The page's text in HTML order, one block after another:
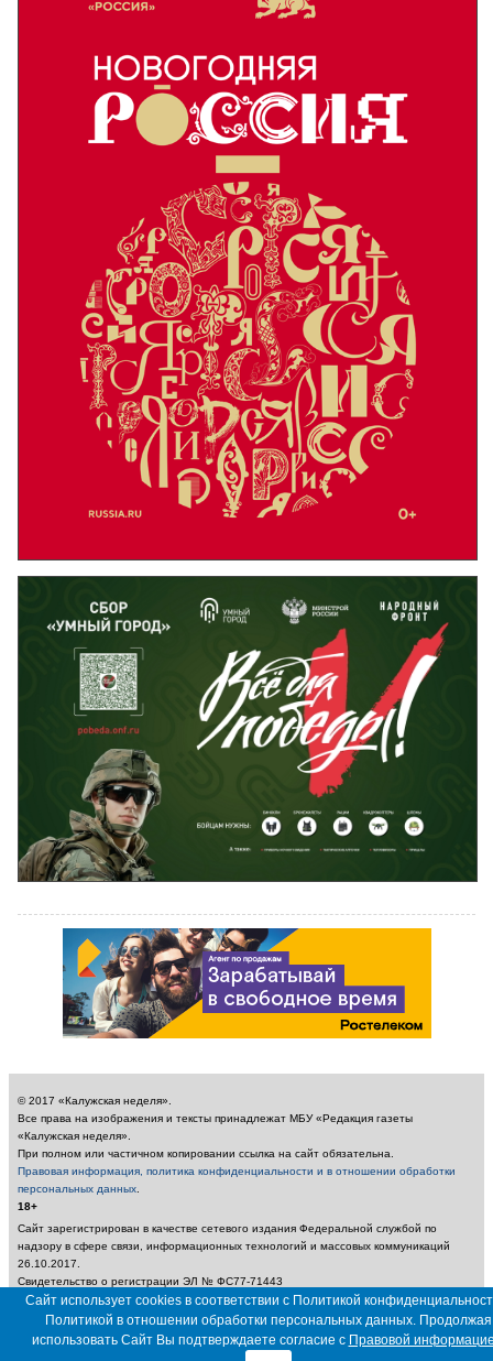
© 2017 «Калужская неделя».
Все права на изображения и тексты принадлежат МБУ «Редакция газеты
«Калужская неделя».
При полном или частичном копировании ссылка на сайт обязательна.
Правовая информация, политика конфиденциальности и в отношении обработки
персональных данных
18+
Сайт зарегистрирован в качестве сетевого издания Федеральной службой по
надзору в сфере связи, информационных технологий и массовых коммуникаций
26.10.2017.
Свидетельство о регистрации ЭЛ № ФС77-71443
Учредитель: Муниципальное бюджетное учреждение «Редакция газеты «Калужская
неделя»
Главный редактор: Амбарцумян А. Ю. / Электронный адрес редакции:
nedelya_kaluga@adm.kaluga.ru / Телефон редакции: 400-424
Сайт использует cookies в соответствии с Политикой
Политикой в отношении обработки персональных данных. Продолжая
использовать Сайт Вы подтверждаете согласие с Правовой